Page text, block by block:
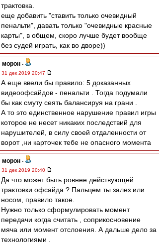
трактовка.
еще добавить "ставить только очевидный
пенальти", давать только "очевидные красные
карты", в общем, скоро лучше будет вообще
без судей играть, как во дворе))
морон -
31 дек 2019 20:47
А еще ввели бы правило: 5 доказанных
видеоофсайдов - пенальти . Тогда подумали
бы как смуту сеять балансируя на грани .
А то это единственное нарушение правил игры
которое не несет никаких последствий для
нарушителей, в силу своей отдаленности от
ворот ,ни карточек тебе не опасного момента
морон -
31 дек 2019 20:40
Да что может быть ровнее действующей
трактовки офсайда ? Пальцем ты залез или
носом, правило такое.
Нужно только сформулировать момент
передачи когда считать , соприкосновение
мяча или момент отслоения. А дальше дело за
технологиями .